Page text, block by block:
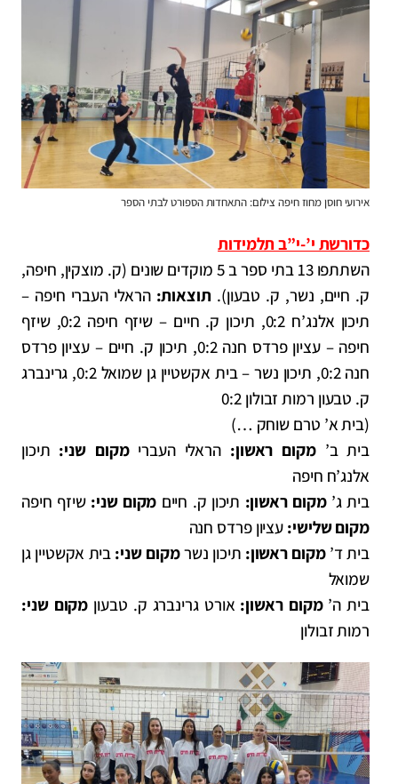
אירועי חוסן מחוז חיפה צילום: התאחדות הספורט לבתי הספר
כדורשת י’-י”ב תלמידות
השתתפו 13 בתי ספר ב 5 מוקדים שונים (ק. מוצקין, חיפה,
ק. חיים, נשר, ק. טבעון). תוצאות: הראלי העברי חיפה –
תיכון אלנג’ח 0:2, תיכון ק. חיים – שיזף חיפה 0:2, שיזף
חיפה – עציון פרדס חנה 0:2, תיכון ק. חיים – עציון פרדס
חנה 0:2, תיכון נשר – בית אקשטיין גן שמואל 0:2, גרינברג
ק. טבעון רמות זבולון 0:2
(בית א’ טרם שוחק …)
בית ב’מקום ראשון: הראלי העברימקום שני: תיכון
אלנג’ח חיפה
בית ג’מקום ראשון: תיכון ק. חיים מקום שני: שיזף חיפה
מקום שלישי: עציון פרדס חנה
בית ד’ מקום ראשון: תיכון נשרמקום שני: בית אקשטיין גן
שמואל
בית ה’מקום ראשון: אורט גרינברג ק. טבעון מקום שני:
רמות זבולון